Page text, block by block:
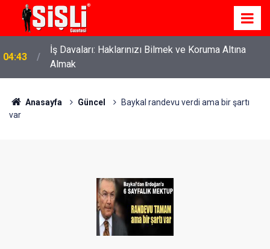
04:43
İş Davaları: Haklarınızı Bilmek ve Koruma Altına
Almak
Anasayfa Güncel
Baykal randevu verdi ama bir şartı
var